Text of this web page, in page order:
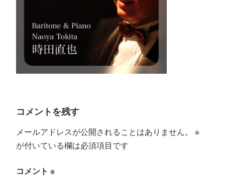
コメントを残す
メールアドレスが公開されることはありません。
※
が付いている欄は必須項目です
コメント ※